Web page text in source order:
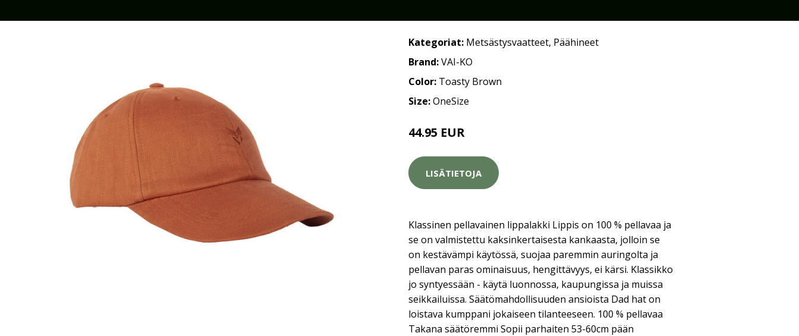
Kategoriat: Metsästysvaatteet, Päähineet
Brand:VAI-KO
Color: Toasty Brown
Size:OneSize
44.95 EUR
LISÄTIETOJA
Klassinen pellavainen lippalakki Lippis on 100 % pellavaa ja
se on valmistettu kaksinkertaisesta kankaasta, jolloin se
on kestävämpi käytössä, suojaa paremmin auringolta ja
pellavan paras ominaisuus, hengittävyys, ei kärsi. Klassikko
jo syntyessään - käytä luonnossa, kaupungissa ja muissa
seikkailuissa. Säätömahdollisuuden ansioista Dad hat on
loistava kumppani jokaiseen tilanteeseen. 100 % pellavaa
Takana säätöremmi Sopii parhaiten 53-60cm pään